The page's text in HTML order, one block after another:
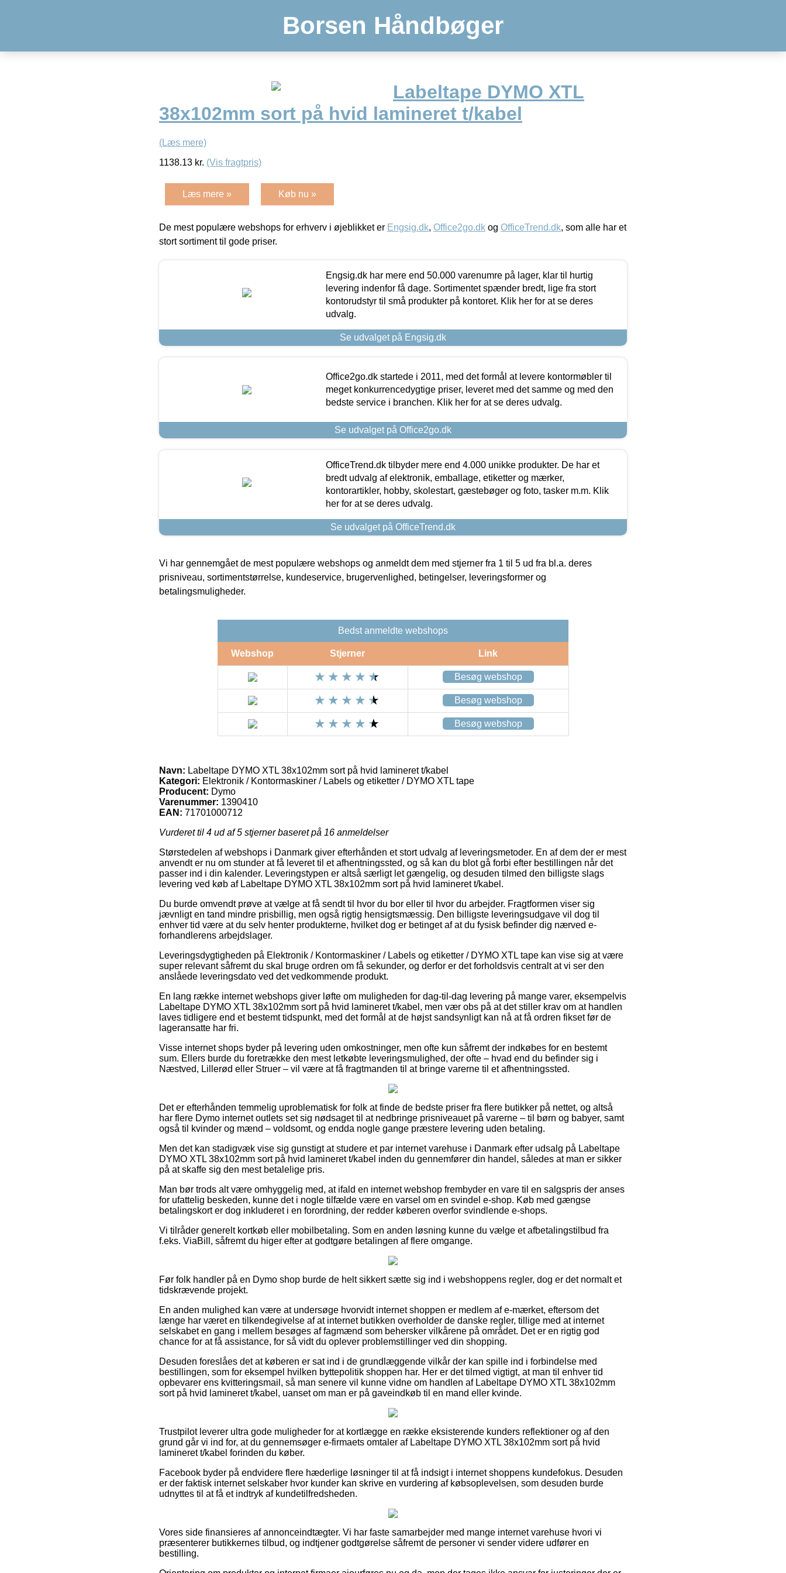
Borsen Håndbøger
Labeltape DYMO XTL
38x102mm sort på hvid lamineret t/kabel
(Læs mere)
1138.13 kr. (Vis fragtpris)
Læs mere » Køb nu »
De mest populære webshops for erhverv i øjeblikket er Engsig.dk, Office2go.dk og OfficeTrend.dk, som alle har et
stort sortiment til gode priser.
Engsig.dk har mere end 50.000 varenumre på lager, klar til hurtig
levering indenfor få dage. Sortimentet spænder bredt, lige fra stort
kontorudstyr til små produkter på kontoret. Klik her for at se deres
udvalg.
Se udvalget på Engsig.dk
Office2go.dk startede i 2011, med det formål at levere kontormøbler til
meget konkurrencedygtige priser, leveret med det samme og med den
bedste service i branchen. Klik her for at se deres udvalg.
Se udvalget på Office2go.dk
OfficeTrend.dk tilbyder mere end 4.000 unikke produkter. De har et
bredt udvalg af elektronik, emballage, etiketter og mærker,
kontorartikler, hobby, skolestart, gæstebøger og foto, tasker m.m. Klik
her for at se deres udvalg.
Se udvalget på OfficeTrend.dk
Vi har gennemgået de mest populære webshops og anmeldt dem med stjerner fra 1 til 5 ud fra bl.a. deres
prisniveau, sortimentstørrelse, kundeservice, brugervenlighed, betingelser, leveringsformer og
betalingsmuligheder.
Bedst anmeldte webshops
Webshop Stjerner Link
Besøg webshop
Besøg webshop
Besøg webshop
Navn: Labeltape DYMO XTL 38x102mm sort på hvid lamineret t/kabel
Kategori: Elektronik / Kontormaskiner / Labels og etiketter / DYMO XTL tape
Producent: Dymo
Varenummer: 1390410
EAN: 71701000712
Vurderet til 4 ud af 5 stjerner baseret på 16 anmeldelser
Størstedelen af webshops i Danmark giver efterhånden et stort udvalg af leveringsmetoder. En af dem der er mest
anvendt er nu om stunder at få leveret til et afhentningssted, og så kan du blot gå forbi efter bestillingen når det
passer ind i din kalender. Leveringstypen er altså særligt let gængelig, og desuden tilmed den billigste slags
levering ved køb af Labeltape DYMO XTL 38x102mm sort på hvid lamineret t/kabel.
Du burde omvendt prøve at vælge at få sendt til hvor du bor eller til hvor du arbejder. Fragtformen viser sig
jævnligt en tand mindre prisbillig, men også rigtig hensigtsmæssig. Den billigste leveringsudgave vil dog til
enhver tid være at du selv henter produkterne, hvilket dog er betinget af at du fysisk befinder dig nærved e-
forhandlerens arbejdslager.
Leveringsdygtigheden på Elektronik / Kontormaskiner / Labels og etiketter / DYMO XTL tape kan vise sig at være
super relevant såfremt du skal bruge ordren om få sekunder, og derfor er det forholdsvis centralt at vi ser den
anslåede leveringsdato ved det vedkommende produkt.
En lang række internet webshops giver løfte om muligheden for dag-til-dag levering på mange varer, eksempelvis
Labeltape DYMO XTL 38x102mm sort på hvid lamineret t/kabel, men vær obs på at det stiller krav om at handlen
laves tidligere end et bestemt tidspunkt, med det formål at de højst sandsynligt kan nå at få ordren fikset før de
lageransatte har fri.
Visse internet shops byder på levering uden omkostninger, men ofte kun såfremt der indkøbes for en bestemt
sum. Ellers burde du foretrække den mest letkøbte leveringsmulighed, der ofte – hvad end du befinder sig i
Næstved, Lillerød eller Struer – vil være at få fragtmanden til at bringe varerne til et afhentningssted.
Det er efterhånden temmelig uproblematisk for folk at finde de bedste priser fra flere butikker på nettet, og altså
har flere Dymo internet outlets set sig nødsaget til at nedbringe prisniveauet på varerne – til børn og babyer, samt
også til kvinder og mænd – voldsomt, og endda nogle gange præstere levering uden betaling.
Men det kan stadigvæk vise sig gunstigt at studere et par internet varehuse i Danmark efter udsalg på Labeltape
DYMO XTL 38x102mm sort på hvid lamineret t/kabel inden du gennemfører din handel, således at man er sikker
på at skaffe sig den mest betalelige pris.
Man bør trods alt være omhyggelig med, at ifald en internet webshop frembyder en vare til en salgspris der anses
for ufattelig beskeden, kunne det i nogle tilfælde være en varsel om en svindel e-shop. Køb med gængse
betalingskort er dog inkluderet i en forordning, der redder køberen overfor svindlende e-shops.
Vi tilråder generelt kortkøb eller mobilbetaling. Som en anden løsning kunne du vælge et afbetalingstilbud fra
f.eks. ViaBill, såfremt du higer efter at godtgøre betalingen af flere omgange.
Før folk handler på en Dymo shop burde de helt sikkert sætte sig ind i webshoppens regler, dog er det normalt et
tidskrævende projekt.
En anden mulighed kan være at undersøge hvorvidt internet shoppen er medlem af e-mærket, eftersom det
længe har været en tilkendegivelse af at internet butikken overholder de danske regler, tillige med at internet
selskabet en gang i mellem besøges af fagmænd som behersker vilkårene på området. Det er en rigtig god
chance for at få assistance, for så vidt du oplever problemstillinger ved din shopping.
Desuden foreslåes det at køberen er sat ind i de grundlæggende vilkår der kan spille ind i forbindelse med
bestillingen, som for eksempel hvilken byttepolitik shoppen har. Her er det tilmed vigtigt, at man til enhver tid
opbevarer ens kvitteringsmail, så man senere vil kunne vidne om handlen af Labeltape DYMO XTL 38x102mm
sort på hvid lamineret t/kabel, uanset om man er på gaveindkøb til en mand eller kvinde.
Trustpilot leverer ultra gode muligheder for at kortlægge en række eksisterende kunders reflektioner og af den
grund går vi ind for, at du gennemsøger e-firmaets omtaler af Labeltape DYMO XTL 38x102mm sort på hvid
lamineret t/kabel forinden du køber.
Facebook byder på endvidere flere hæderlige løsninger til at få indsigt i internet shoppens kundefokus. Desuden
er der faktisk internet selskaber hvor kunder kan skrive en vurdering af købsoplevelsen, som desuden burde
udnyttes til at få et indtryk af kundetilfredsheden.
Vores side finansieres af annonceindtægter. Vi har faste samarbejder med mange internet varehuse hvori vi
præsenterer butikkernes tilbud, og indtjener godtgørelse såfremt de personer vi sender videre udfører en
bestilling.